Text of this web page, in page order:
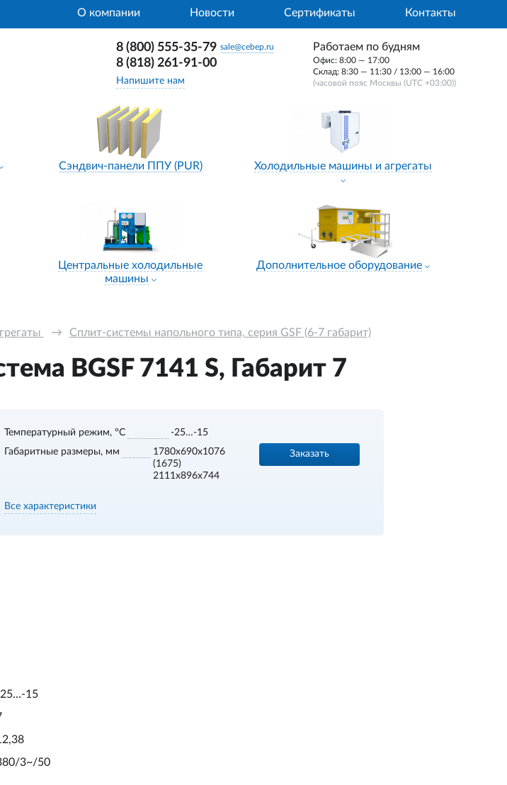
О компании Новости Сертификаты Контакты
8 (800) 555-35-79 sale@cebep.ru
8 (818) 261-91-00
Напишите нам
Работаем по будням
Офис: 8:00 — 17:00
Склад: 8:30 — 11:30 / 13:00 — 16:00
(часовой пояс Москвы (UTC +03:00))
Сэндвич-панели ППУ (PUR) Холодильные машины и агрегаты
Центральные холодильные
машины
Дополнительное оборудование
→ Сплит-системы напольного типа, серия GSF (6-7 габарит)
BGSF 7141 S, Габарит 7
Температурный режим, °С
-25…-15
Габаритные размеры, мм
1780х690х1076
(1675)
2111х896х744
Заказать
Все характеристики
15
3~/50